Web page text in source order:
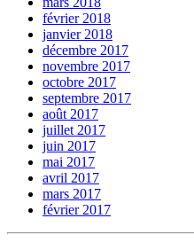
février 2018
janvier 2018
décembre 2017
novembre 2017
octobre 2017
septembre 2017
août 2017
juillet 2017
juin 2017
mai 2017
avril 2017
mars 2017
février 2017